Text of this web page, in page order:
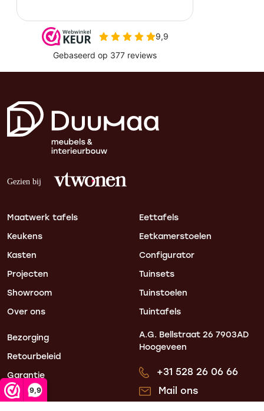
9,9
Maatwerk tafels
Keukens
Kasten
Projecten
Showroom
Over ons
Eettafels
Eetkamerstoelen
Configurator
Tuinsets
Tuinstoelen
Tuintafels
Bezorging
Retourbeleid
Garantie
Blogs
A.G. Bellstraat 26 7903AD
Hoogeveen
+31 528 26 06 66
Mail ons